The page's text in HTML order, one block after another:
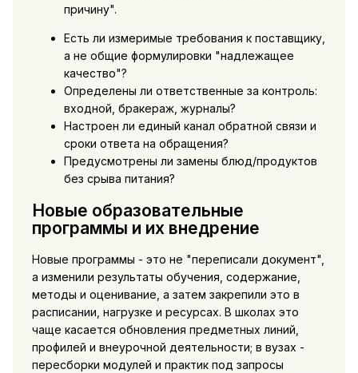
причину".
Есть ли измеримые требования к поставщику,
а не общие формулировки "надлежащее
качество"?
Определены ли ответственные за контроль:
входной, бракераж, журналы?
Настроен ли единый канал обратной связи и
сроки ответа на обращения?
Предусмотрены ли замены блюд/продуктов
без срыва питания?
Новые образовательные
программы и их внедрение
Новые программы - это не "переписали документ",
а изменили результаты обучения, содержание,
методы и оценивание, а затем закрепили это в
расписании, нагрузке и ресурсах. В школах это
чаще касается обновления предметных линий,
профилей и внеурочной деятельности; в вузах -
пересборки модулей и практик под запросы